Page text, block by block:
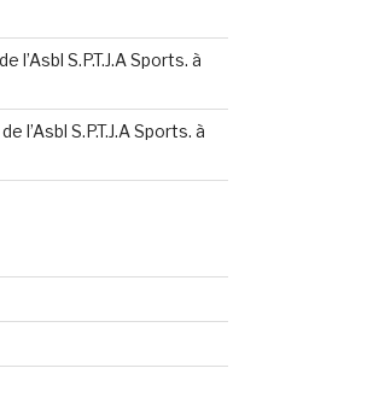
l’Asbl S.P.T.J.A Sports. à
l’Asbl S.P.T.J.A Sports. à